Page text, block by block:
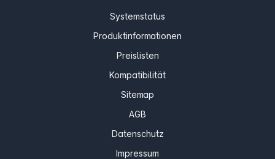
Systemstatus
Produktinformationen
Preislisten
Kompatibilität
Sitemap
AGB
Datenschutz
Impressum